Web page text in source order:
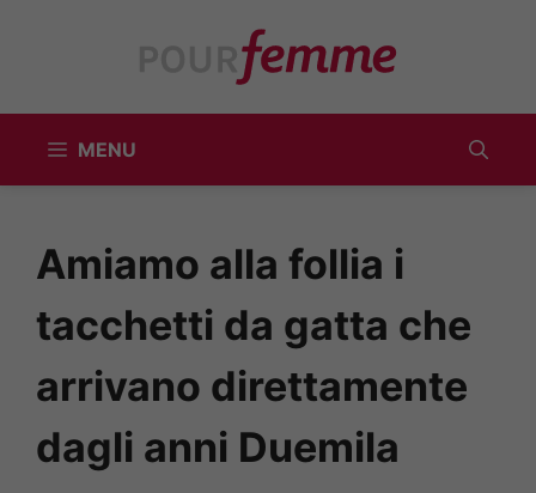
MENU
Amiamo alla follia i
tacchetti da gatta che
arrivano direttamente
dagli anni Duemila